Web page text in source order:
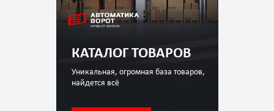
КАТАЛОГ ТОВАРОВ
Уникальная, огромная база товаров,
найдется всё